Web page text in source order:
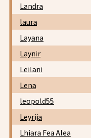
Landra
laura
Layana
Laynir
Leilani
Lena
leopold55
Leyrija
Lhiara Fea Alea